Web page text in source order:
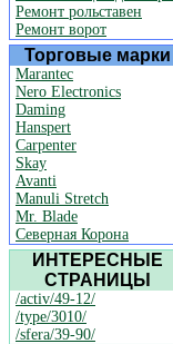
Ремонт рольставен
Ремонт ворот
Торговые марки
Marantec
Nero Electronics
Daming
Hanspert
Carpenter
Skay
Avanti
Manuli Stretch
Mr. Blade
Северная Корона
ИНТЕРЕСНЫЕ
СТРАНИЦЫ
/activ/49-12/
/type/3010/
/sfera/39-90/